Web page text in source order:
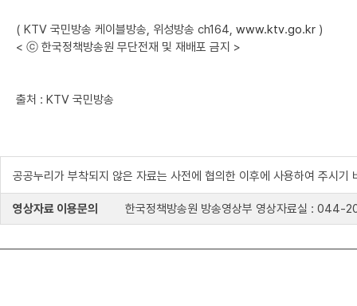
( KTV 국민방송 케이블방송, 위성방송 ch164, www.ktv.go.kr )
< ⓒ 한국정책방송원 무단전재 및 재배포 금지 >
출처 : KTV 국민방송
공공누리가 부착되지 않은 자료는 사전에 협의한 이후에 사용하여 주시기
영상자료 이용문의 한국정책방송원 방송영상부 영상자료실 :